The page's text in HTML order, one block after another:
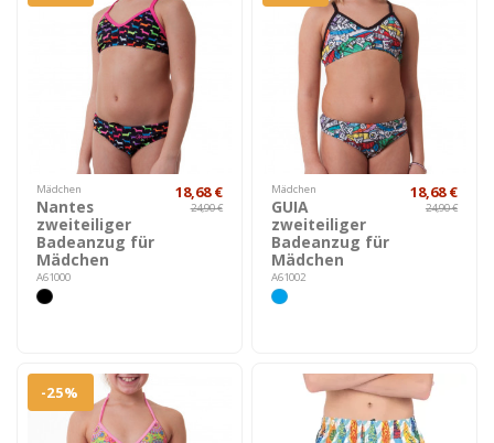
Mädchen
Nantes
zweiteiliger
Badeanzug für
Mädchen
A61000
18,68 €
24,90 €
Mädchen
GUIA
zweiteiliger
Badeanzug für
Mädchen
A61002
18,68 €
24,90 €
-25%